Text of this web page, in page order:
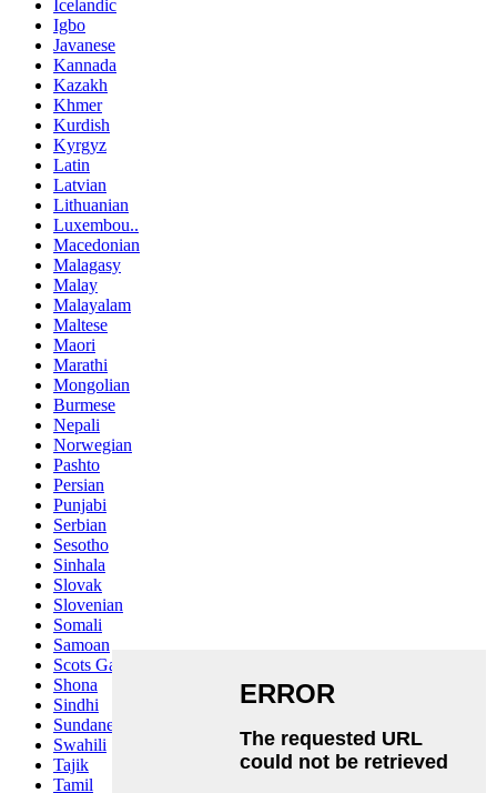
Icelandic
Igbo
Javanese
Kannada
Kazakh
Khmer
Kurdish
Kyrgyz
Latin
Latvian
Lithuanian
Luxembou..
Macedonian
Malagasy
Malay
Malayalam
Maltese
Maori
Marathi
Mongolian
Burmese
Nepali
Norwegian
Pashto
Persian
Punjabi
Serbian
Sesotho
Sinhala
Slovak
Slovenian
Somali
Samoan
Scots Gaelic
Shona
Sindhi
Sundanese
Swahili
Tajik
Tamil